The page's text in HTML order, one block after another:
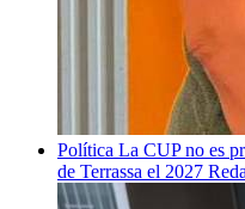
Política La CUP no es
de Terrassa el 2027